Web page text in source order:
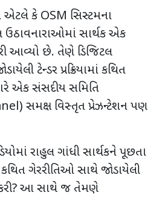
એટલે કે OSM સિસ્ટમના
સાર્થક એક
આવ્યો છે. તેણે ડિજિટલ
ટેન્ડર પ્રક્રિયામાં કથિત
એક સંસદીય સમિતિ
સમક્ષ વિસ્તૃત પ્રેઝન્ટેશન પણ
રાહુલ ગાંધી સાર્થકને પૂછતા
ગેરરીતિઓ સાથે જોડાયેલી
?આ સાથે જ તેમણે